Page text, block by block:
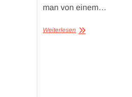
man von einem…
Weiterlesen